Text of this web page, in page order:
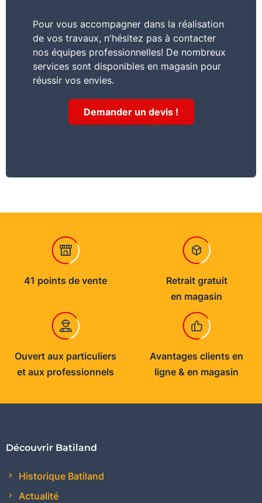
Pour vous accompagner dans la réalisation
de vos travaux, n'hésitez pas à contacter
nos équipes professionnelles! De nombreux
services sont disponibles en magasin pour
réussir vos envies.
Demander un devis !
41 points de vente
Retrait gratuit
en magasin
Ouvert aux particuliers
et aux professionnels
Avantages clients en
ligne & en magasin
Découvrir Batiland
Historique Batiland
Actualité